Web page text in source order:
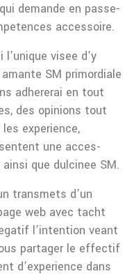
demande en passe-
accessoire.
visee d’y
SM primordiale
adhererai en tout
des opinions tout
experience,
une acces-
que dulcinee SM.
transmets d’un
web avec tacht
l’intention veant
partager le effectif
d’experience dans